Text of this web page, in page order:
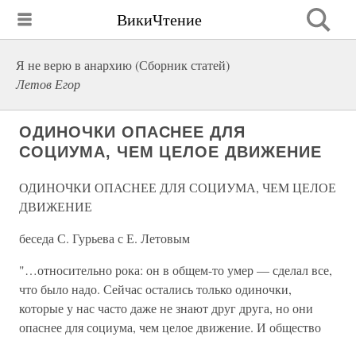
ВикиЧтение
Я не верю в анархию (Сборник статей)
Летов Егор
ОДИНОЧКИ ОПАСНЕЕ ДЛЯ
СОЦИУМА, ЧЕМ ЦЕЛОЕ ДВИЖЕНИЕ
ОДИНОЧКИ ОПАСНЕЕ ДЛЯ СОЦИУМА, ЧЕМ ЦЕЛОЕ
ДВИЖЕНИЕ
беседа С. Гурьева с Е. Летовым
"…относительно рока: он в общем-то умер — сделал все,
что было надо. Сейчас остались только одиночки,
которые у нас часто даже не знают друг друга, но они
опаснее для социума, чем целое движение. И общество